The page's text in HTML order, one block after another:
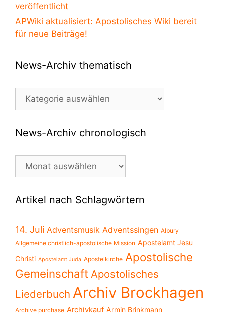
veröffentlicht
APWiki aktualisiert: Apostolisches Wiki bereit
für neue Beiträge!
News-Archiv thematisch
News-
Archiv
News-Archiv chronologisch
News-
Artikel nach Schlagwörtern
14. Juli Adventsmusik Adventssingen Albury
Allgemeine christlich-apostolische Mission Apostelamt Jesu
Christi Apostelamt Juda Apostelkirche Apostolische
Gemeinschaft Apostolisches
Liederbuch Archiv Brockhagen
Archive purchase Archivkauf Armin Brinkmann